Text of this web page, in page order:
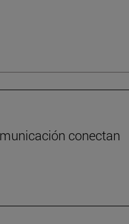
conectan